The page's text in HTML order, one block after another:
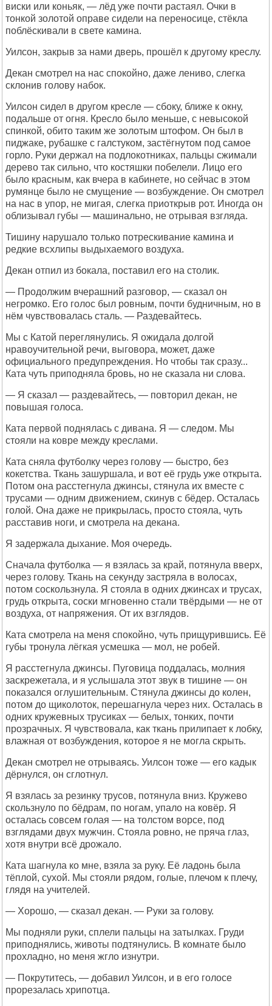
виски или коньяк, — лёд уже почти растаял. Очки в
тонкой золотой оправе сидели на переносице, стёкла
поблёскивали в свете камина.
Уилсон, закрыв за нами дверь, прошёл к другому креслу.
Декан смотрел на нас спокойно, даже лениво, слегка
склонив голову набок.
Уилсон сидел в другом кресле — сбоку, ближе к окну,
подальше от огня. Кресло было меньше, с невысокой
спинкой, обито таким же золотым штофом. Он был в
пиджаке, рубашке с галстуком, застёгнутом под самое
горло. Руки держал на подлокотниках, пальцы сжимали
дерево так сильно, что костяшки побелели. Лицо его
было красным, как вчера в кабинете, но сейчас в этом
румянце было не смущение — возбуждение. Он смотрел
на нас в упор, не мигая, слегка приоткрыв рот. Иногда он
облизывал губы — машинально, не отрывая взгляда.
Тишину нарушало только потрескивание камина и
редкие всхлипы выдыхаемого воздуха.
Декан отпил из бокала, поставил его на столик.
— Продолжим вчерашний разговор, — сказал он
негромко. Его голос был ровным, почти будничным, но в
нём чувствовалась сталь. — Раздевайтесь.
Мы с Катой переглянулись. Я ожидала долгой
нравоучительной речи, выговора, может, даже
официального предупреждения. Но чтобы так сразу...
Ката чуть приподняла бровь, но не сказала ни слова.
— Я сказал — раздевайтесь, — повторил декан, не
повышая голоса.
Ката первой поднялась с дивана. Я — следом. Мы
стояли на ковре между креслами.
Ката сняла футболку через голову — быстро, без
кокетства. Ткань зашуршала, и вот её грудь уже открыта.
Потом она расстегнула джинсы, стянула их вместе с
трусами — одним движением, скинув с бёдер. Осталась
голой. Она даже не прикрылась, просто стояла, чуть
расставив ноги, и смотрела на декана.
Я задержала дыхание. Моя очередь.
Сначала футболка — я взялась за край, потянула вверх,
через голову. Ткань на секунду застряла в волосах,
потом соскользнула. Я стояла в одних джинсах и трусах,
грудь открыта, соски мгновенно стали твёрдыми — не от
воздуха, от напряжения. От их взглядов.
Ката смотрела на меня спокойно, чуть прищурившись. Её
губы тронула лёгкая усмешка — мол, не робей.
Я расстегнула джинсы. Пуговица поддалась, молния
заскрежетала, и я услышала этот звук в тишине — он
показался оглушительным. Стянула джинсы до колен,
потом до щиколоток, перешагнула через них. Осталась в
одних кружевных трусиках — белых, тонких, почти
прозрачных. Я чувствовала, как ткань прилипает к лобку,
влажная от возбуждения, которое я не могла скрыть.
Декан смотрел не отрываясь. Уилсон тоже — его кадык
дёрнулся, он сглотнул.
Я взялась за резинку трусов, потянула вниз. Кружево
скользнуло по бёдрам, по ногам, упало на ковёр. Я
осталась совсем голая — на толстом ворсе, под
взглядами двух мужчин. Стояла ровно, не пряча глаз,
хотя внутри всё дрожало.
Ката шагнула ко мне, взяла за руку. Её ладонь была
тёплой, сухой. Мы стояли рядом, голые, плечом к плечу,
глядя на учителей.
— Хорошо, — сказал декан. — Руки за голову.
Мы подняли руки, сплели пальцы на затылках. Груди
приподнялись, животы подтянулись. В комнате было
прохладно, но меня жгло изнутри.
— Покрутитесь, — добавил Уилсон, и в его голосе
прорезалась хрипотца.